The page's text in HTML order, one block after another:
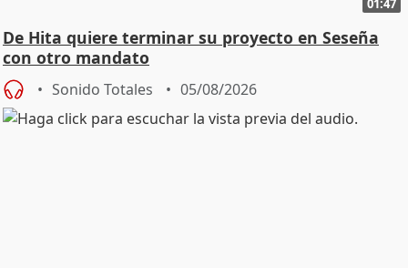
01:47
De Hita quiere terminar su proyecto en Seseña
con otro mandato
Sonido Totales 05/08/2026